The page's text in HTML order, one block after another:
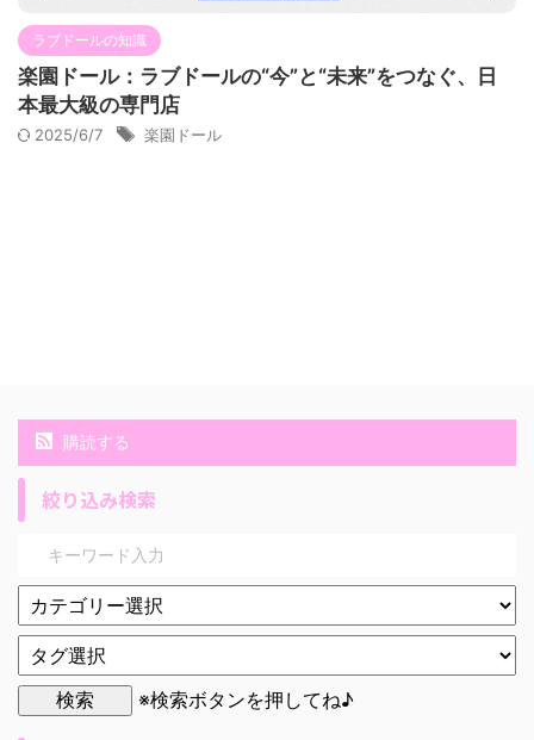
ラブドールの知識
楽園ドール：ラブドールの“今”と“未来”をつなぐ、日
本最大級の専門店
2025/6/7 楽園ドール
購読する
絞り込み検索
※検索ボタンを押してね♪